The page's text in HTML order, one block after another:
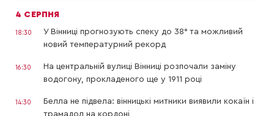
4 СЕРПНЯ
18:30
У Вінниці прогнозують спеку до 38° та можливий
новий температурний рекорд
16:30
На центральній вулиці Вінниці розпочали заміну
водогону, прокладеного ще у 1911 році
14:30
Белла не підвела: вінницькі митники виявили кокаїн і
трамадол на кордоні